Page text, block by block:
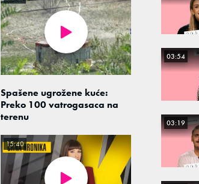
Spašene ugrožene kuće:
Preko 100 vatrogasaca na
terenu
15:40
03:54
03:19